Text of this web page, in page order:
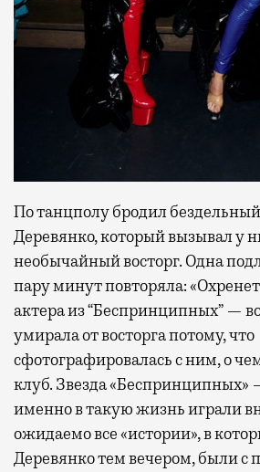
По танцполу бродил
Деревянко, который вызывал у
необычайный восторг. Одна
пару минут повторяла:
актера из “Беспринципных” —
умирала от восторга потому, что
сфотографировалась с ним, о
клуб. Звезда «Беспринципных»
именно в такую жизнь играли
ожидаемо все «истории», в
Деревянко тем вечером, были с